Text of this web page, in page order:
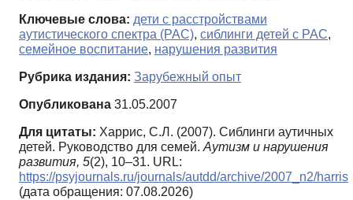
Ключевые слова: дети с расстройствами
аутистического спектра (РАС), сиблинги детей с РАС,
семейное воспитание, нарушения развития
Рубрика издания: Зарубежный опыт
Опубликована 31.05.2007
Для цитаты: Харрис, С.Л. (2007). Сиблинги аутичных
детей. Руководство для семей. Аутизм и нарушения
развития, 5(2), 10–31. URL:
https://psyjournals.ru/journals/autdd/archive/2007_n2/harris
(дата обращения: 07.08.2026)